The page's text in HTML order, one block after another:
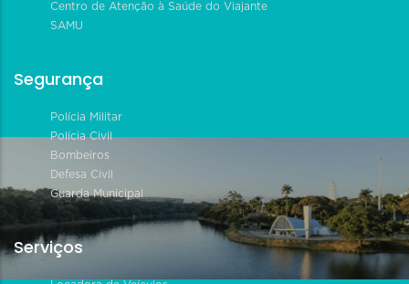
Centro de Atenção à Saúde do Viajante
SAMU
Segurança
Polícia Militar
Polícia Civil
Bombeiros
Defesa Civil
Guarda Municipal
Serviços